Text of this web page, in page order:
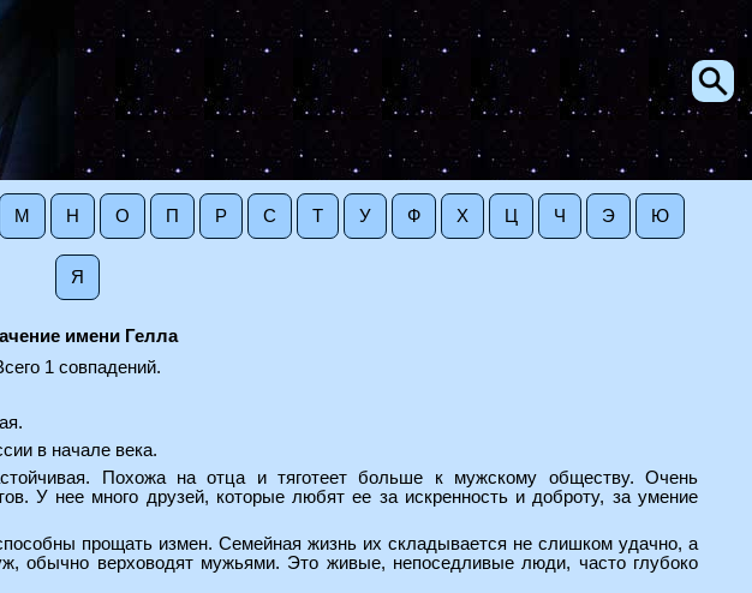
М Н О П Р С Т У Ф Х Ц Ч Э Ю
Я
имени Гелла
1 совпадений.
в начале века.
Похожа на отца и тяготеет больше к мужскому обществу. Очень
У нее много друзей, которые любят ее за искренность и доброту, за умение
прощать измен. Семейная жизнь их складывается не слишком удачно, а
обычно верховодят мужьями. Это живые, непоседливые люди, часто глубоко